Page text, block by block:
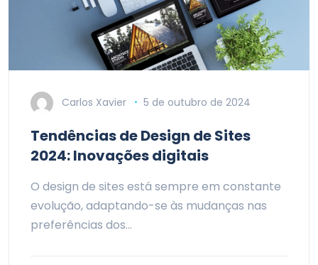
Carlos Xavier 5 de outubro de 2024
Tendências de Design de Sites
2024: Inovações digitais
O design de sites está sempre em constante
evolução, adaptando-se às mudanças nas
preferências dos…